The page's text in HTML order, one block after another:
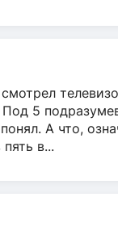
5
А что,
в...